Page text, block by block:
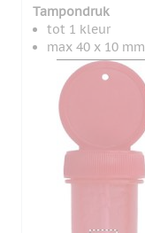
Tampondruk
tot 1 kleur
max 40 x 10 mm